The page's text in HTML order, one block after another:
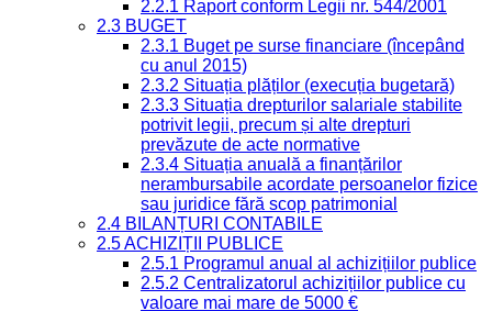
2.2.1 Raport conform Legii nr. 544/2001
2.3 BUGET
2.3.1 Buget pe surse financiare (începând
cu anul 2015)
2.3.2 Situația plăților (execuția bugetară)
2.3.3 Situația drepturilor salariale stabilite
potrivit legii, precum și alte drepturi
prevăzute de acte normative
2.3.4 Situația anuală a finanțărilor
nerambursabile acordate persoanelor fizice
sau juridice fără scop patrimonial
2.4 BILANȚURI CONTABILE
2.5 ACHIZIȚII PUBLICE
2.5.1 Programul anual al achizițiilor publice
2.5.2 Centralizatorul achizițiilor publice cu
valoare mai mare de 5000 €